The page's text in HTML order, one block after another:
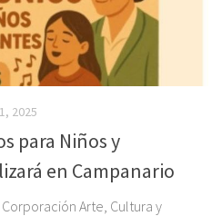
2025
para Niños y
en Campanario
Arte, Cultura y